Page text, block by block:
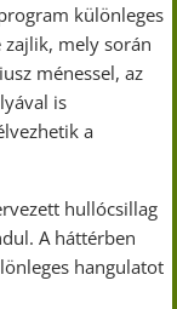
különleges
zajlik, mely során
ménessel, az
is
a
hullócsillag
A háttérben
hangulatot